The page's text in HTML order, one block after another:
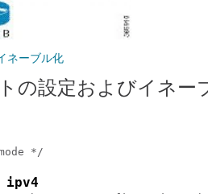
ネーブル化
の設定およびイネー
*/
ipv4